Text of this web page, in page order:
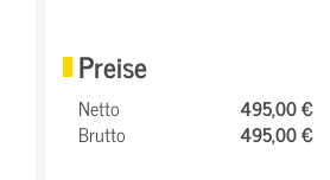
Preise
Netto
495,00 €
Brutto
495,00 €